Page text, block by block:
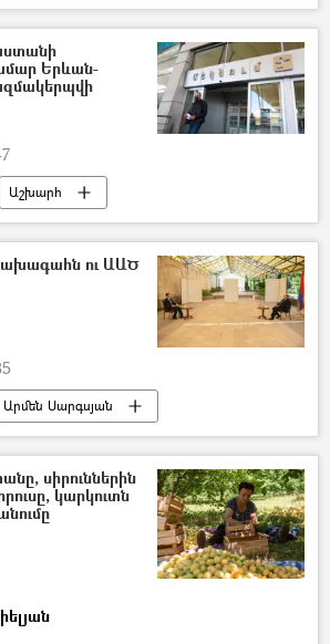
Արտակարգ դրություն
Երևան-
Աշխարհ
Մոսկվա
կորոնավիրուս
ու ԱԱԾ
Արմեն Սարգսյան
ծառայություն. ԱԱԾ
սիրուններին
կարկուտն